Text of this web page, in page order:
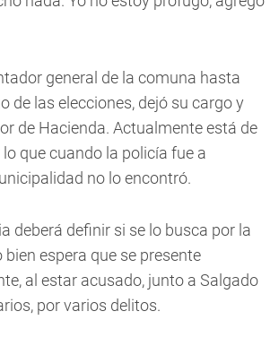
general de la comuna hasta
de las elecciones, dejó su cargo y
de Hacienda. Actualmente está de
que cuando la policía fue a
no lo encontró.
deberá definir si se lo busca por la
espera que se presente
al estar acusado, junto a Salgado
por varios delitos.